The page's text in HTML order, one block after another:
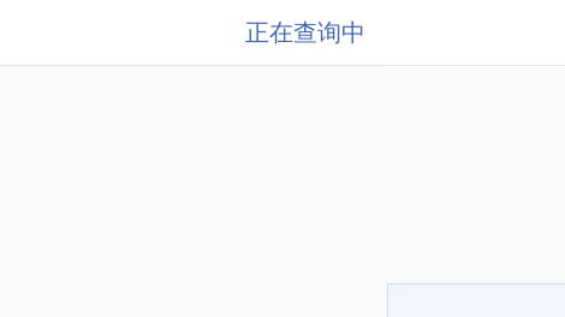
正在查询中